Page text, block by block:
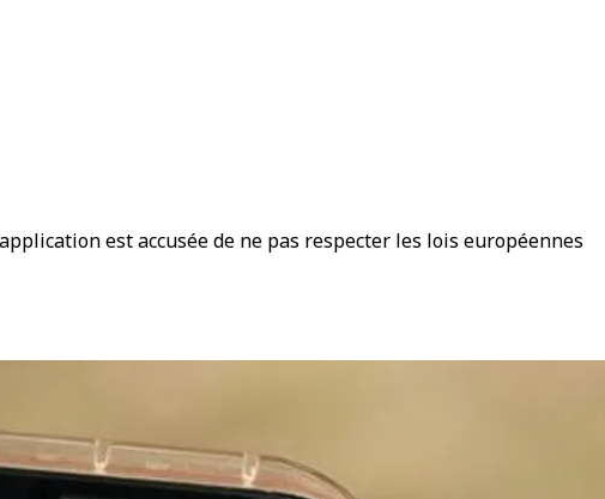
est accusée de ne pas respecter les lois européennes